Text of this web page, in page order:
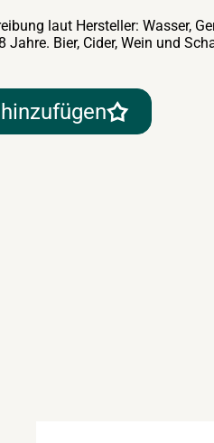
laut Hersteller: Wasser,
Bier, Cider, Wein und